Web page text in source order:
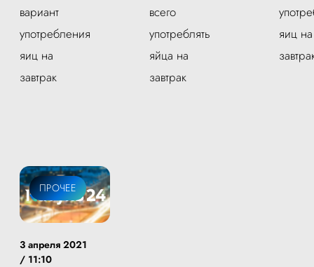
вариант
употребления
яиц на
завтрак
всего
употреблять
яйца на
завтрак
яиц на
ПРОЧЕЕ
3 апреля 2021
/ 11:10